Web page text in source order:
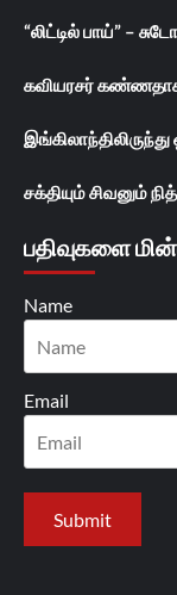
“லிட்டில் பாய்” –
கவியரசர்
சக்தியும் சிவனும்
பதிவுகளை
Name
Email